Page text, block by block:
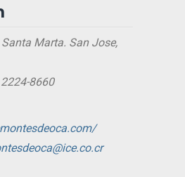
Marta. San Jose,
8660